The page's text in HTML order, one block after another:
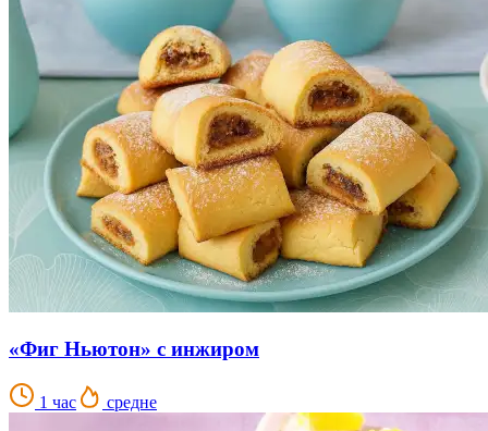
«Фиг Ньютон» с инжиром
1 час средне